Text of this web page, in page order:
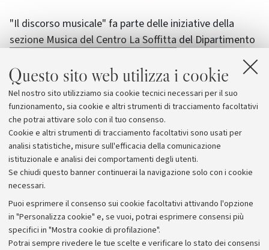
Questo sito web utilizza i cookie
Nel nostro sito utilizziamo sia cookie tecnici necessari per il suo
funzionamento, sia cookie e altri strumenti di tracciamento facoltativi
che potrai attivare solo con il tuo consenso.
Cookie e altri strumenti di tracciamento facoltativi sono usati per
analisi statistiche, misure sull'efficacia della comunicazione
istituzionale e analisi dei comportamenti degli utenti.
Se chiudi questo banner continuerai la navigazione solo con i cookie
necessari.
Puoi esprimere il consenso sui cookie facoltativi attivando l'opzione
in "Personalizza cookie" e, se vuoi, potrai esprimere consensi più
specifici in "Mostra cookie di profilazione".
Potrai sempre rivedere le tue scelte e verificare lo stato dei consensi
"Il discorso musicale" fa parte delle iniziative della
sezione Musica del Centro La Soffittadel Dipartimento
l’Associazione culturale «Il Saggiatore musicale»,
presenterà nel corso di quattro incontri alcuni libri
dedicati alla musica, insieme agli autori e con
esecuzioni musicali.
Archivio
Comunicati stampa
Redazione